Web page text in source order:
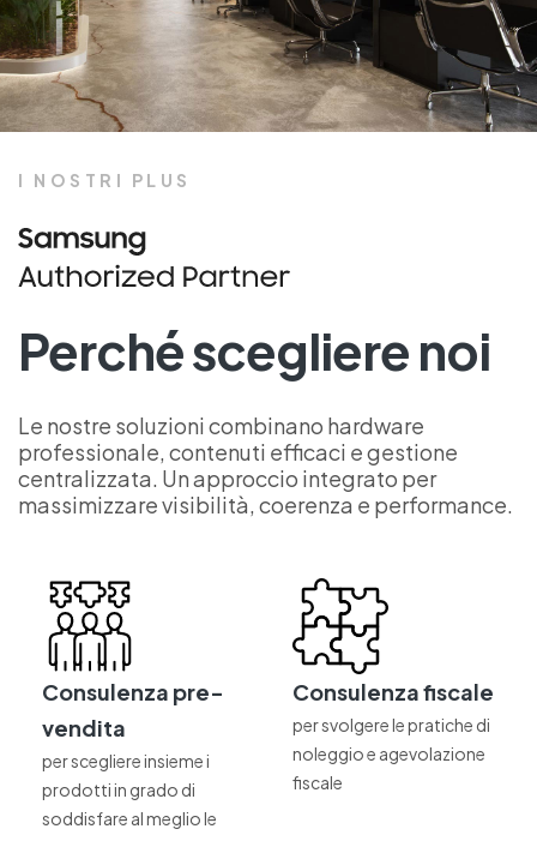
I NOSTRI PLUS
Perché scegliere noi
Le nostre soluzioni combinano hardware
professionale, contenuti efficaci e gestione
centralizzata. Un approccio integrato per
massimizzare visibilità, coerenza e performance.
Consulenza pre-
vendita
per scegliere insieme i
prodotti in grado di
soddisfare al meglio le
Consulenza fiscale
per svolgere le pratiche di
noleggio e agevolazione
fiscale